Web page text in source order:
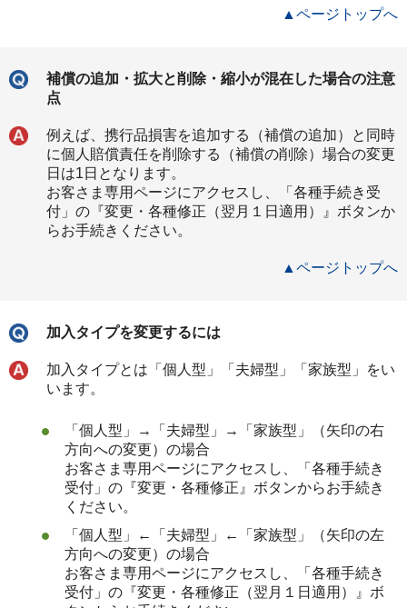
▲ページトップへ
補償の追加・拡大と削除・縮小が混在した場合の注意
点
例えば、携行品損害を追加する（補償の追加）と同時
に個人賠償責任を削除する（補償の削除）場合の変更
日は1日となります。
お客さま専用ページにアクセスし、「各種手続き受
付」の『変更・各種修正（翌月１日適用）』ボタンか
らお手続きください。
▲ページトップへ
加入タイプを変更するには
加入タイプとは「個人型」「夫婦型」「家族型」をい
います。
「個人型」→「夫婦型」→「家族型」（矢印の右
方向への変更）の場合
お客さま専用ページにアクセスし、「各種手続き
受付」の『変更・各種修正』ボタンからお手続き
ください。
「個人型」←「夫婦型」←「家族型」（矢印の左
方向への変更）の場合
お客さま専用ページにアクセスし、「各種手続き
受付」の『変更・各種修正（翌月１日適用）』ボ